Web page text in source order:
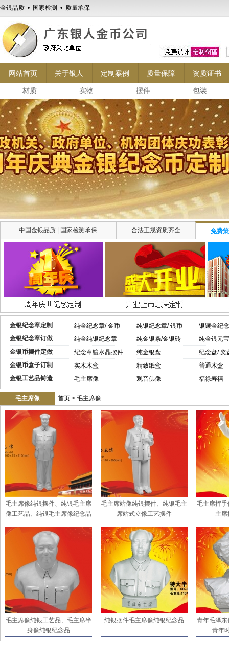
金银品质 • 国家检测 • 质量承保
网站首页 关于银人 定制案例 质量保障 资质证书
材质 实物 摆件 包装
中国金银品质 | 国家检测承保 合法正规资质齐全 免费
金银纪念章定制 纯金纪念章/ 金币 纯银纪念章/ 银币
银镶金纪
金银纪念章订做
纯金纯银纪念章 纯金银条/金银砖
纯金银元宝
金银币摆件定做
纪念章镶水晶摆件 纯金银盘
纪念盘/ 奖
金银币盒子订制
实木木盒 精致纸盒
普通木盒
金银工艺品铸造
毛主席像 观音佛像 福禄寿禧
毛主席像 首页 > 毛主席像
毛主席像纯银摆件、纯银毛主席
像工艺品、纯银毛主席像纪念品
毛主席站像纯银摆件、纯银毛主
席站式立像工艺摆件
毛主席挥
主
毛主席像纯银工艺品、毛主席半
身像纯银纪念品
纯银摆件毛主席像纯银纪念品
青年毛泽
青年